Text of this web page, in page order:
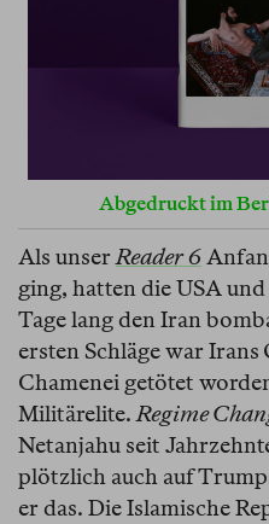
Abgedruckt im
Als unser Reader 6
ging, hatten die USA
Tage lang den Iran
ersten Schläge war
Chamenei getötet
Militärelite. Regime
Netanjahu seit
plötzlich auch auf
er das. Die Islamische